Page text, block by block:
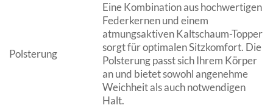
Polsterung
Eine Kombination aus hochwertigen
Federkernen und einem
atmungsaktiven Kaltschaum-Topper
sorgt für optimalen Sitzkomfort. Die
Polsterung passt sich Ihrem Körper
an und bietet sowohl angenehme
Weichheit als auch notwendigen
Halt.